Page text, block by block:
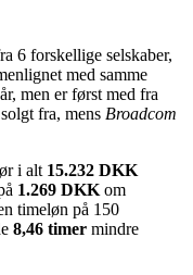
6 forskellige selskaber,
med samme
men er først med fra
solgt fra, mens Broadcom
i alt 15.232 DKK
1.269 DKK om
timeløn på 150
8,46 timer mindre